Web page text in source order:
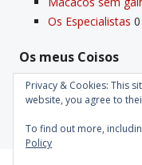
Os Especialistas 0
Os meus Coisos
Deus0
Velho Coiso0
Privacy & Cookies: This
website, you agree to
To find out more,
Policy